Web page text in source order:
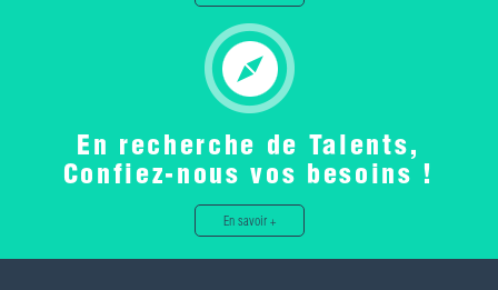
En recherche de Talents,
Confiez-nous vos besoins !
En savoir +